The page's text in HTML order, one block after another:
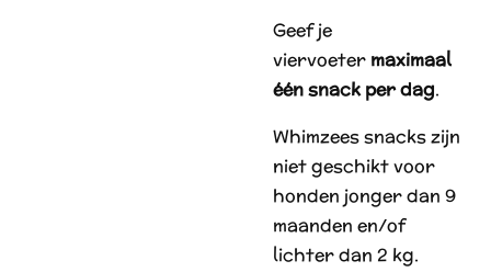
Geef je
viervoeter maximaal
één snack per dag.
Whimzees snacks zijn
niet geschikt voor
honden jonger dan 9
maanden en/of
lichter dan 2 kg.